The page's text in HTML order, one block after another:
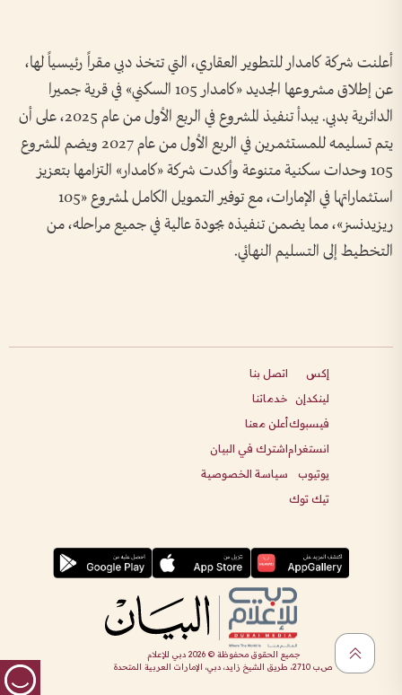
أعلنت شركة كامدار للتطوير العقاري، التي تتخذ دبي مقراً رئيسياً لها،
عن إطلاق مشروعها الجديد «كامدار 105 السكني» في قرية جميرا
الدائرية بدبي. يبدأ تنفيذ المشروع في الربع الأول من عام 2025، على أن
يتم تسليمه للمستثمرين في الربع الأول من عام 2027 ويضم المشروع
105 وحدات سكنية متنوعة وأكدت شركة «كامدار» التزامها بتعزيز
استثماراتها في الإمارات، مع توفير التمويل الكامل لمشروع «105
ريزيدنسز»، مما يضمن تنفيذه بجودة عالية في جميع مراحله، من
التخطيط إلى التسليم النهائي.
إكس
لينكدإن
فيسبوك
انستغرام
يوتيوب
تيك توك
اتصل بنا
خدماتنا
أعلن معنا
اشترك في البيان
سياسة الخصوصية
جميع الحقوق محفوظة ©2026 دبي للإعلام
ص.ب 2710، طريق الشيخ زايد، دبي، الإمارات العربية المتحدة